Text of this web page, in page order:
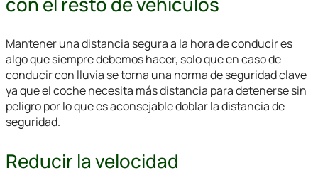
Mantener una distancia segura a la hora de conducir es
algo que siempre debemos hacer, solo que en caso de
conducir con lluvia se torna una norma de seguridad clave
ya que el coche necesita más distancia para detenerse sin
peligro por lo que es aconsejable doblar la distancia de
seguridad.
Reducir la velocidad